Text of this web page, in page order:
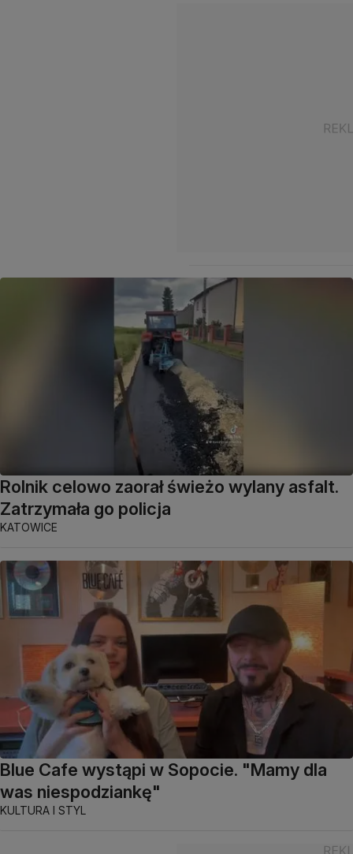
Rolnik celowo zaorał świeżo wylany asfalt.
Zatrzymała go policja
KATOWICE
Blue Cafe wystąpi w Sopocie. "Mamy dla
was niespodziankę"
KULTURA I STYL